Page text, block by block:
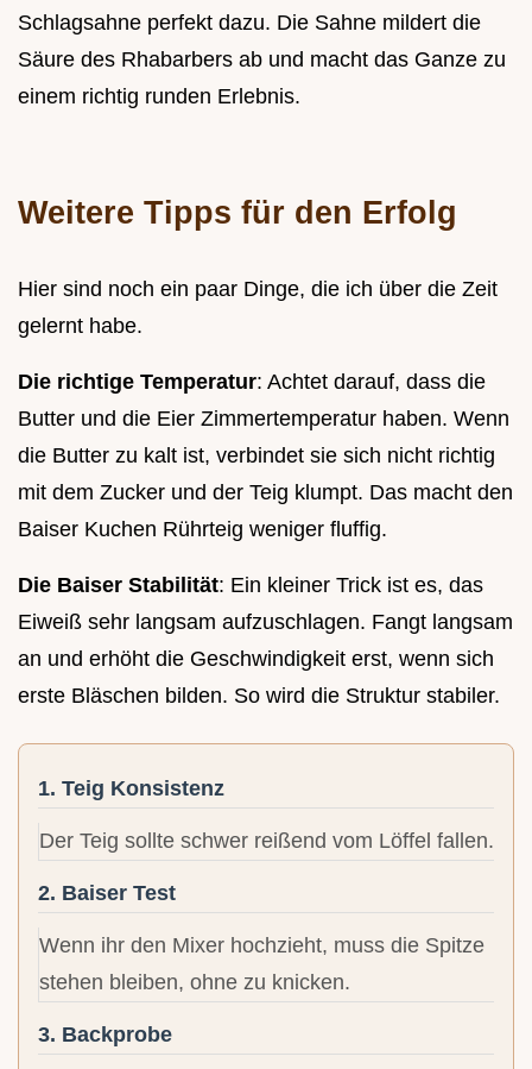
Schlagsahne perfekt dazu. Die Sahne mildert die
Säure des Rhabarbers ab und macht das Ganze zu
einem richtig runden Erlebnis.
Weitere Tipps für den Erfolg
Hier sind noch ein paar Dinge, die ich über die Zeit
gelernt habe.
Die richtige Temperatur: Achtet darauf, dass die
Butter und die Eier Zimmertemperatur haben. Wenn
die Butter zu kalt ist, verbindet sie sich nicht richtig
mit dem Zucker und der Teig klumpt. Das macht den
Baiser Kuchen Rührteig weniger fluffig.
Die Baiser Stabilität: Ein kleiner Trick ist es, das
Eiweiß sehr langsam aufzuschlagen. Fangt langsam
an und erhöht die Geschwindigkeit erst, wenn sich
erste Bläschen bilden. So wird die Struktur stabiler.
1. Teig Konsistenz
Der Teig sollte schwer reißend vom Löffel fallen.
2. Baiser Test
Wenn ihr den Mixer hochzieht, muss die Spitze
stehen bleiben, ohne zu knicken.
3. Backprobe